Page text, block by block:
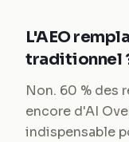
L'AEO
traditionnel
Non. 60 % des
encore d'AI
indispensable